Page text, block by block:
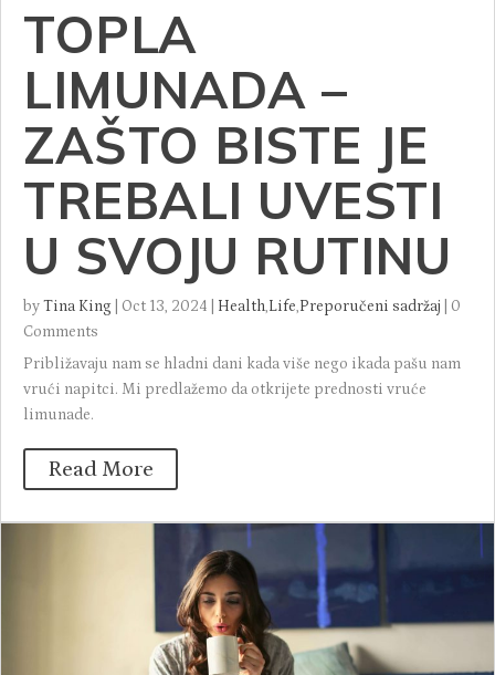
TOPLA
LIMUNADA –
ZAŠTO BISTE JE
TREBALI UVESTI
U SVOJU RUTINU
byTina King Oct 13, 2024 Health,Life,Preporučeni sadržaj
0
Comments
Približavaju nam se hladni dani kada više nego ikada pašu nam
vrući napitci. Mi predlažemo da otkrijete prednosti vruće
limunade.
Read More